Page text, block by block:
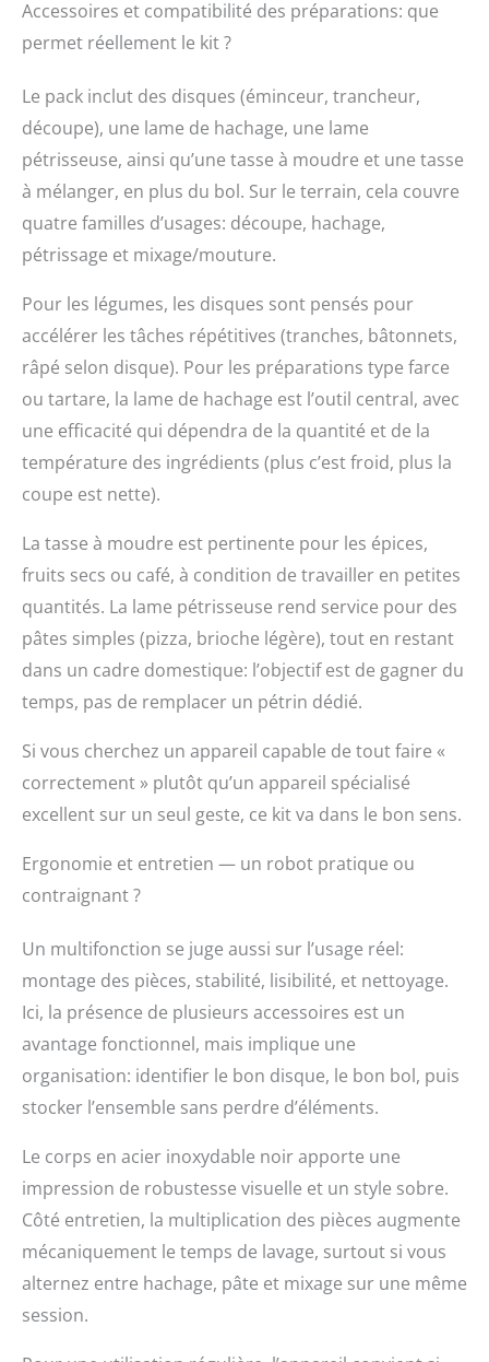
découper, 1 lame à
hacher la viande, 1
plastique, 1 long
manche, 1 tasse à
moudre, 1 tasse à
mélanger, 1 bol à
mélanger.
Accessoires et compatibilité des préparations: que
permet réellement le kit ?
Le pack inclut des disques (éminceur, trancheur,
découpe), une lame de hachage, une lame
pétrisseuse, ainsi qu’une tasse à moudre et une tasse
à mélanger, en plus du bol. Sur le terrain, cela couvre
quatre familles d’usages: découpe, hachage,
pétrissage et mixage/mouture.
Pour les légumes, les disques sont pensés pour
accélérer les tâches répétitives (tranches, bâtonnets,
râpé selon disque). Pour les préparations type farce
ou tartare, la lame de hachage est l’outil central, avec
une efficacité qui dépendra de la quantité et de la
température des ingrédients (plus c’est froid, plus la
coupe est nette).
La tasse à moudre est pertinente pour les épices,
fruits secs ou café, à condition de travailler en petites
quantités. La lame pétrisseuse rend service pour des
pâtes simples (pizza, brioche légère), tout en restant
dans un cadre domestique: l’objectif est de gagner du
temps, pas de remplacer un pétrin dédié.
Si vous cherchez un appareil capable de tout faire «
correctement » plutôt qu’un appareil spécialisé
excellent sur un seul geste, ce kit va dans le bon sens.
Ergonomie et entretien — un robot pratique ou
contraignant ?
Un multifonction se juge aussi sur l’usage réel:
montage des pièces, stabilité, lisibilité, et nettoyage.
Ici, la présence de plusieurs accessoires est un
avantage fonctionnel, mais implique une
organisation: identifier le bon disque, le bon bol, puis
stocker l’ensemble sans perdre d’éléments.
Le corps en acier inoxydable noir apporte une
impression de robustesse visuelle et un style sobre.
Côté entretien, la multiplication des pièces augmente
mécaniquement le temps de lavage, surtout si vous
alternez entre hachage, pâte et mixage sur une même
session.